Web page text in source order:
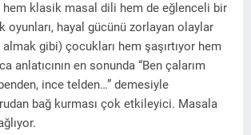
hem klasik masal dili hem de eğlenceli bir
oyunları, hayal gücünü zorlayan olaylar
almak gibi) çocukları hem şaşırtıyor hem
anlatıcının en sonunda “Ben çalarım
ince telden…” demesiyle
bağ kurması çok etkileyici. Masala